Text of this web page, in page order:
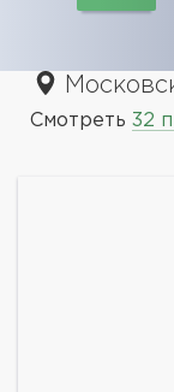
Смотреть 32